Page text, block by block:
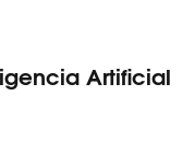
Artificial